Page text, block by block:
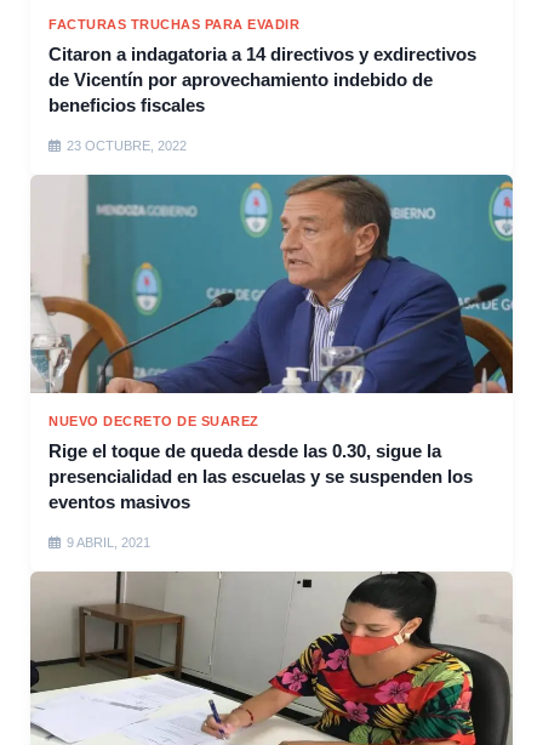
FACTURAS TRUCHAS PARA EVADIR
Citaron a indagatoria a 14 directivos y exdirectivos
de Vicentín por aprovechamiento indebido de
beneficios fiscales
23 OCTUBRE, 2022
NUEVO DECRETO DE SUAREZ
Rige el toque de queda desde las 0.30, sigue la
presencialidad en las escuelas y se suspenden los
eventos masivos
9 ABRIL, 2021